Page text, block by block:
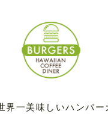
BURGERSが期間限
まで、阪急うめだ本店に
。
界一美味しいハンバー